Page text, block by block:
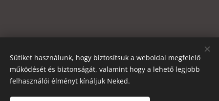
Sütiket használunk, hogy biztosítsuk a weboldal megfelelő
működését és biztonságát, valamint hogy a lehető legjobb
felhasználói élményt kínáljuk Neked.